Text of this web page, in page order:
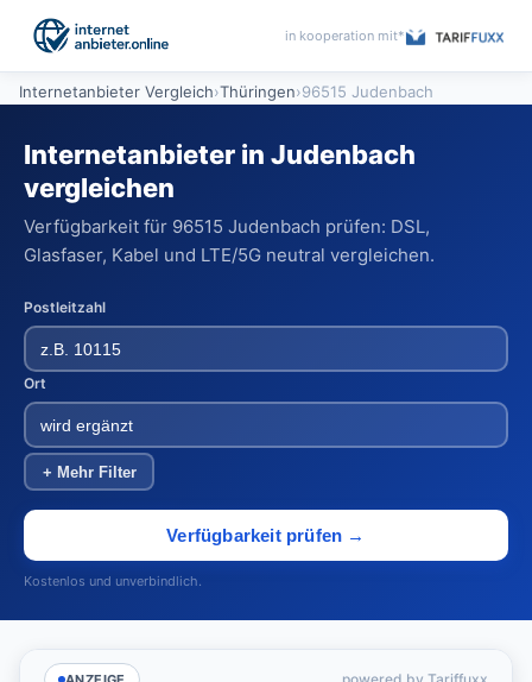
in kooperation mit*
Internetanbieter Vergleich›Thüringen›96515 Judenbach
Internetanbieter in Judenbach
vergleichen
Verfügbarkeit für 96515 Judenbach prüfen: DSL,
Glasfaser, Kabel und LTE/5G neutral vergleichen.
Postleitzahl
Ort
+ Mehr Filter
Verfügbarkeit prüfen →
Kostenlos und unverbindlich.